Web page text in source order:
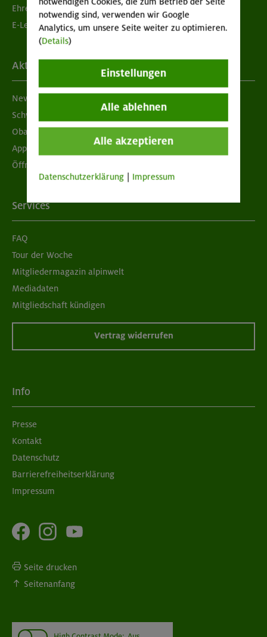
Ehrenamtsbörse
E-Learning
Aktuelles
Newsletter
Schwarzes Brett
Obacht geben!
App "Mein DAV+"
Öffnungszeiten
Services
FAQ
Tour der Woche
Mitgliedermagazin alpinwelt
Mediadaten
Mitgliedschaft kündigen
Vertrag widerrufen
Info
Presse
Kontakt
Datenschutz
Barrierefreiheitserklärung
Impressum
Seite drucken
Seitenanfang
notwendig sind, verwenden wir Google
Analytics, um unsere Seite weiter zu optimieren.
(Details)
Einstellungen
Alle ablehnen
Alle akzeptieren
Datenschutzerklärung Impressum